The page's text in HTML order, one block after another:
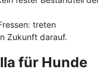
treten
Zukunft darauf.
für Hunde